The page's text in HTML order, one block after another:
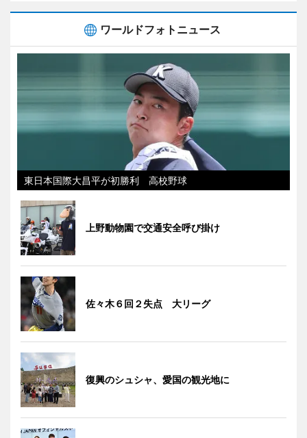
ワールドフォトニュース
東日本国際大昌平が初勝利 高校野球
上野動物園で交通安全呼び掛け
佐々木６回２失点 大リーグ
復興のシュシャ、愛国の観光地に